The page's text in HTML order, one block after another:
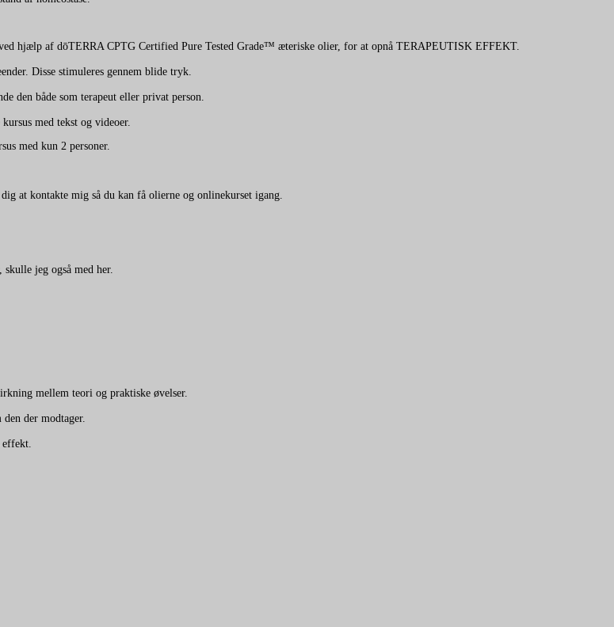
hjælp af dōTERRA CPTG Certified Pure Tested Grade™ æteriske olier, for at opnå TERAPEUTISK EFFEKT.
Disse stimuleres gennem blide tryk.
den både som terapeut eller privat person.
med tekst og videoer.
med kun 2 personer.
at kontakte mig så du kan få olierne og onlinekurset igang.
jeg også med her.
mellem teori og praktiske øvelser.
der modtager.
effekt.